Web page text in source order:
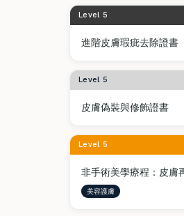
Level 5
進階皮膚瑕疵去除證書
Level 5
皮膚偽裝與修飾證書
Level 5
非手術美學療程：皮膚
美容護膚